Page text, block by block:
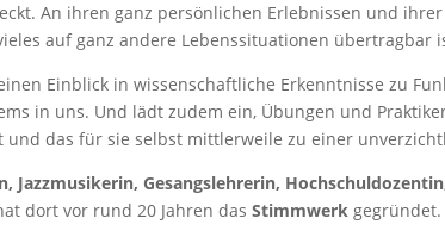
An ihren ganz persönlichen Erlebnissen und
auf ganz andere Lebenssituationen übertragbar
Einblick in wissenschaftliche Erkenntnisse zu
in uns. Und lädt zudem ein, Übungen und
und das für sie selbst mittlerweile zu einer
Jazzmusikerin, Gesangslehrerin,
dort vor rund 20 Jahren dasStimmwerk gegründet.